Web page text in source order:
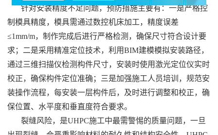
针对安装精度不足问题，预防措施主要有：一是严格控
制模具精度，模具需通过数控机床加工，精度误差
≤1mm/m，制作完成后进行严格检测，确保尺寸符合设计要
求；二是采用精准定位技术，利用BIM建模模拟安装路径，
通过三维扫描仪检测构件尺寸，安装时使用激光定位仪实时
校正，确保构件定位准确；三是加强施工人员培训，规范安
装操作流程，每安装一层构件后，及时进行调整和校正，确
保位置、水平度和垂直度符合要求。
裂缝风险，是UHPC施工中最需警惕的质量问题，一旦